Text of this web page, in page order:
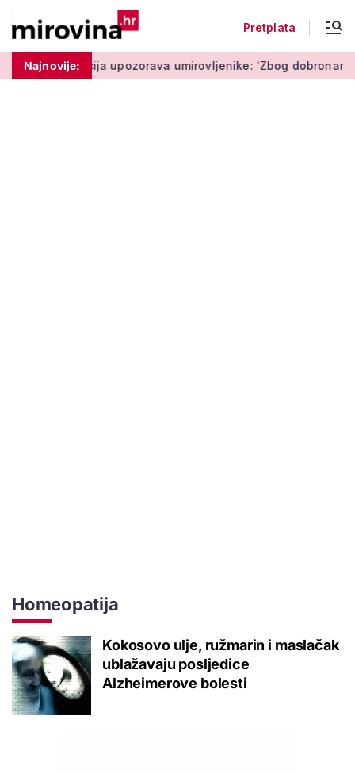
Pretplata
Najnovije:
Policija upozorava umirovljenike: 'Zbog
Homeopatija
Kokosovo ulje, ružmarin i maslačak
ublažavaju posljedice
Alzheimerove bolesti